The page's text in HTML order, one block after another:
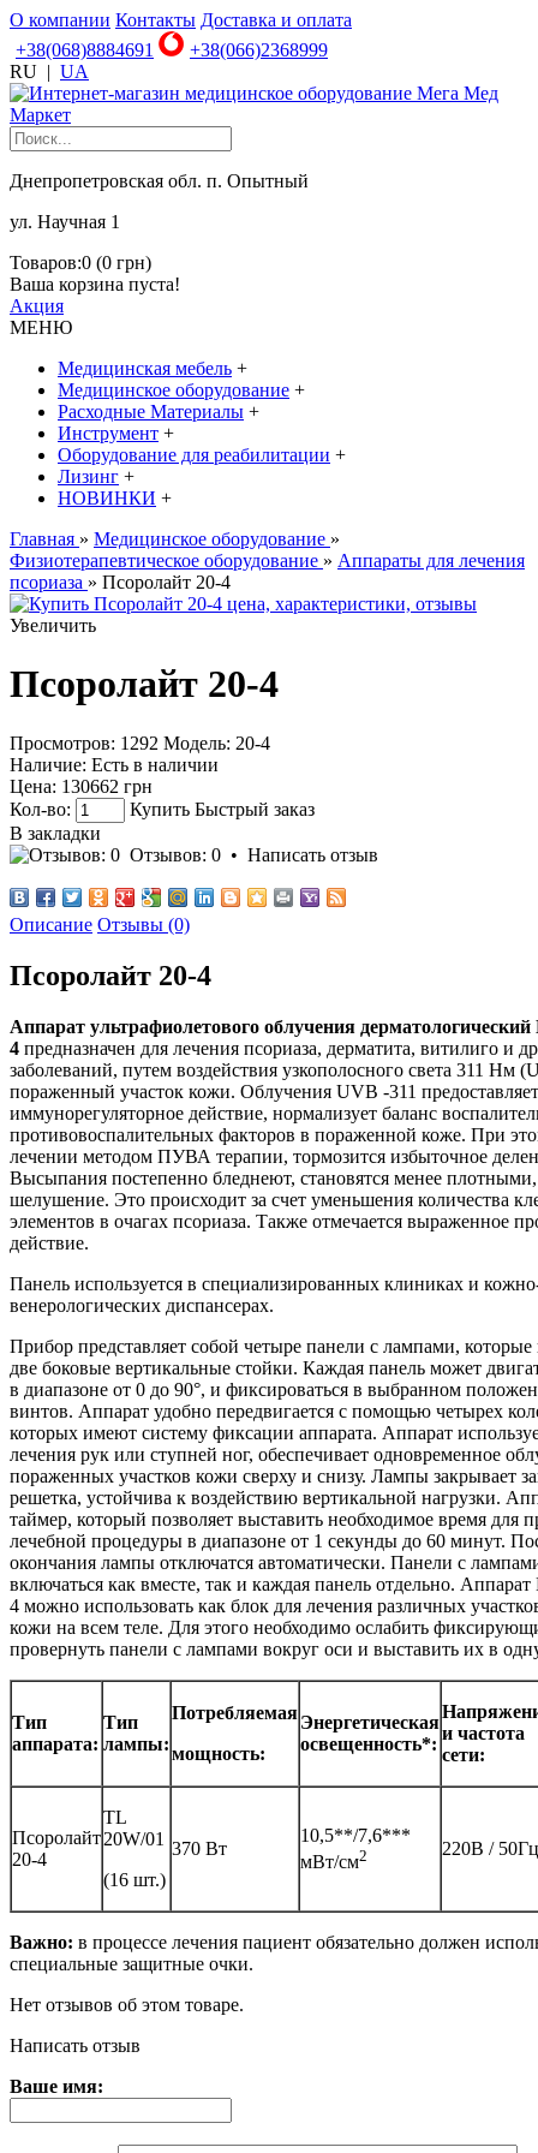
О компании Контакты Доставка и оплата
+38(068)8884691
+38(066)2368999
RU | UA
Днепропетровская обл. п. Опытный
ул. Научная 1
Товаров:0 (0 грн)
Ваша корзина пуста!
Акция
МЕНЮ
Медицинская мебель +
Медицинское оборудование +
Расходные Материалы +
Инструмент +
Оборудование для реабилитации +
Лизинг +
НОВИНКИ +
Главная » Медицинское оборудование »
Физиотерапевтическое оборудование » Аппараты для лечения
псориаза » Псоролайт 20-4
Увеличить
Псоролайт 20-4
Просмотров: 1292 Модель: 20-4
Наличие: Есть в наличии
Цена: 130662 грн
Кол-во:
Купить Быстрый заказ
В закладки
Отзывов: 0 • Написать отзыв
Описание Отзывы (0)
Псоролайт 20-4
Аппарат ультрафиолетового облучения дерматологический
4 предназначен для лечения псориаза, дерматита, витилиго и
заболеваний, путем воздействия узкополосного света 311 Нм
пораженный участок кожи. Облучения UVB -311 предоставляет
иммунорегуляторное действие, нормализует баланс
противовоспалительных факторов в пораженной коже. При
лечении методом ПУВА терапии, тормозится избыточное
Высыпания постепенно бледнеют, становятся менее плотными,
шелушение. Это происходит за счет уменьшения количества
элементов в очагах псориаза. Также отмечается выраженное
действие.
Панель используется в специализированных клиниках и
венерологических диспансерах.
Прибор представляет собой четыре панели с лампами, которые
две боковые вертикальные стойки. Каждая панель может
в диапазоне от 0 до 90°, и фиксироваться в выбранном
винтов. Аппарат удобно передвигается с помощью четырех
которых имеют систему фиксации аппарата. Аппарат
лечения рук или ступней ног, обеспечивает одновременное
пораженных участков кожи сверху и снизу. Лампы закрывает
решетка, устойчива к воздействию вертикальной нагрузки.
таймер, который позволяет выставить необходимое время для
лечебной процедуры в диапазоне от 1 секунды до 60 минут.
окончания лампы отключатся автоматически. Панели с
включаться как вместе, так и каждая панель отдельно.
4 можно использовать как блок для лечения различных
кожи на всем теле. Для этого необходимо ослабить
провернуть панели с лампами вокруг оси и выставить их в
Тип
аппарата:
Тип
лампы:
Потребляемая
мощность:
Энергетическая
освещенность*:
и частота
сети:
Псоролайт
20-4
TL
20W/01
(16 шт.)
370 Вт
10,5**/7,6***
мВт/см2 220В / 50Гц
Важно: в процессе лечения пациент обязательно должен
специальные защитные очки.
Нет отзывов об этом товаре.
Написать отзыв
Ваше имя: